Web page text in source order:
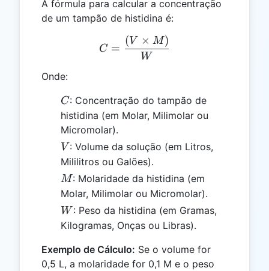
A fórmula para calcular a concentração
de um tampão de histidina é:
C = \frac{(V \times
C =
W
(V × M)
Onde:
C
C: Concentração do tampão de
histidina (em Molar, Milimolar ou
Micromolar).
V
V : Volume da solução (em Litros,
Mililitros ou Galões).
M
M: Molaridade da histidina (em
Molar, Milimolar ou Micromolar).
W
W : Peso da histidina (em Gramas,
Kilogramas, Onças ou Libras).
Exemplo de Cálculo: Se o volume for
0,5 L, a molaridade for 0,1 M e o peso